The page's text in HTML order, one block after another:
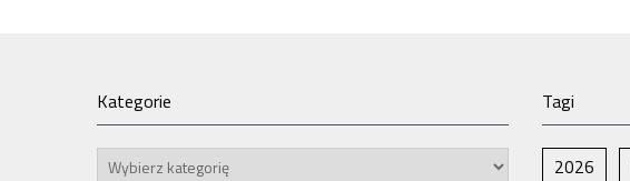
Kategorie
Kategorie
Tagi
2026